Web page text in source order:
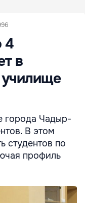
4
в
города Чадыр-
В этом
студентов по
профиль